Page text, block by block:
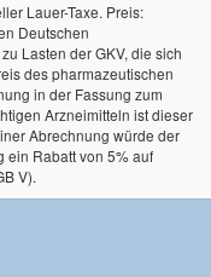
Lauer-Taxe. Preis:
Deutschen
Lasten der GKV, die sich
des pharmazeutischen
in der Fassung zum
Arzneimitteln ist dieser
Abrechnung würde der
ein Rabatt von 5% auf
V).